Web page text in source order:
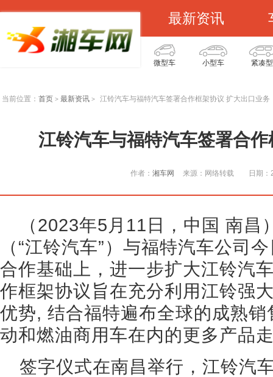
最新资讯
微型车 小型车 紧凑型
当前位置： 首页 > 最新资讯 > 江铃汽车与福特汽车签署合作框架协议 扩大出口业务
江铃汽车与福特汽车签署合
作者： 湘车网 来源：网络转载 日期
（2023年5月11日，中国 南
（“江铃汽车”）与福特汽车公司
合作基础上，进一步扩大江铃汽
作框架协议旨在充分利用江铃强
优势, 结合福特遍布全球的成熟
动和燃油商用车在内的更多产品
签字仪式在南昌举行，江铃汽